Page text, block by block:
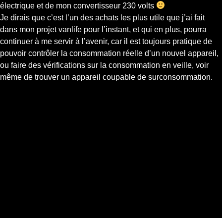
électrique et de mon convertisseur 230 volts
Je dirais que c’est l’un des achats les plus utile que j’ai fait
dans mon projet vanlife pour l’instant, et qui en plus, pourra
continuer à me servir à l’avenir, car il est toujours pratique de
pouvoir contrôler la consommation réelle d’un nouvel appareil,
ou faire des vérifications sur la consommation en veille, voir
même de trouver un appareil coupable de surconsommation.